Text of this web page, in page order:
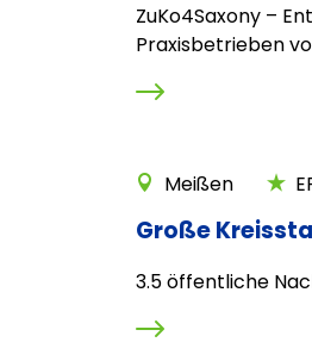
ZuKo4Saxony –
Praxisbetrieben
Meißen
Große
3.5 öffentliche